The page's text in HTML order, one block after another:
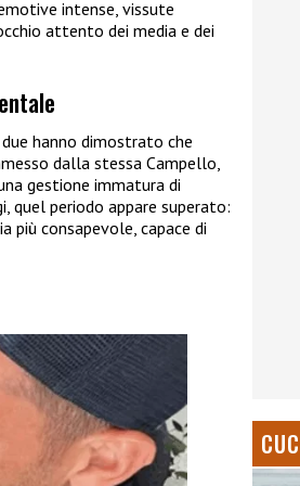
intense, vissute
attento dei media e dei
hanno dimostrato che
dalla stessa Campello,
gestione immatura di
quel periodo appare superato:
più consapevole, capace di